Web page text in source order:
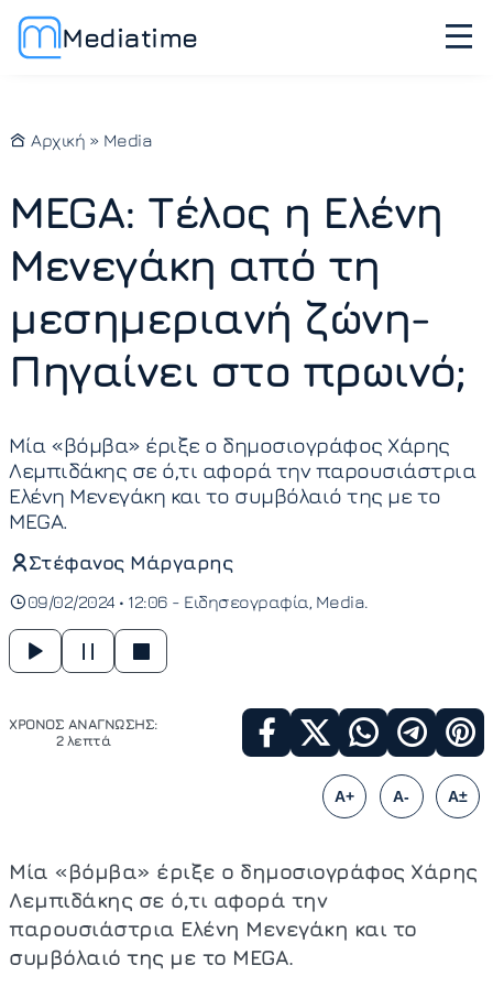
Mediatime
Αρχική » Media
MEGA: Τέλος η Ελένη
Μενεγάκη από τη
μεσημεριανή ζώνη-
Πηγαίνει στο πρωινό;
Μία «βόμβα» έριξε ο δημοσιογράφος Χάρης
Λεμπιδάκης σε ό,τι αφορά την παρουσιάστρια
Ελένη Μενεγάκη και το συμβόλαιό της με το
MEGA.
Στέφανος Μάργαρης
09/02/2024 • 12:06 - Ειδησεογραφία Media
ΧΡΟΝΟΣ ΑΝΑΓΝΩΣΗΣ:
2 λεπτά
A+ A- A±
Μία «βόμβα» έριξε ο δημοσιογράφος Χάρης
Λεμπιδάκης σε ό,τι αφορά την
παρουσιάστρια Ελένη Μενεγάκη και το
συμβόλαιό της με το MEGA.